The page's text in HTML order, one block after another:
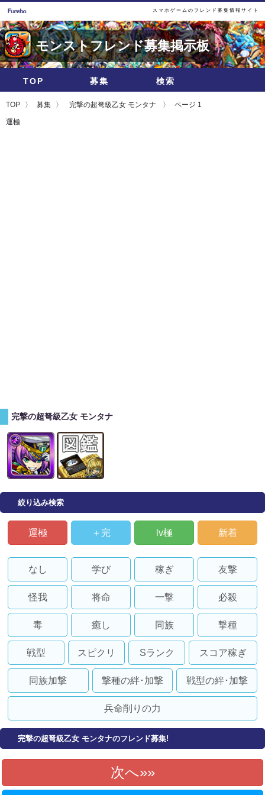
スマホゲームのフレンド募集情報サイト
モンストフレンド募集掲示板
TOP 募集 検索
TOP 募集 完撃の超弩級乙女 モンタナ ページ 1
運極
完撃の超弩級乙女 モンタナ
絞り込み検索
運極 ＋完 lv極 新着
なし 学び 稼ぎ 友撃
怪我 将命 一撃 必殺
毒 癒し 同族 撃種
戦型 スピクリ Sランク スコア稼ぎ
同族加撃 撃種の絆･加撃 戦型の絆･加撃
兵命削りの力
完撃の超弩級乙女 モンタナのフレンド募集!
次へ»